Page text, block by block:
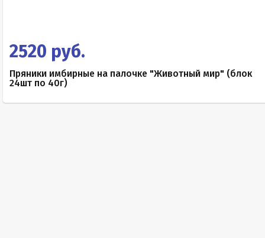
2520 руб.
Пряники имбирные на палочке "Животный мир" (блок
24шт по 40г)